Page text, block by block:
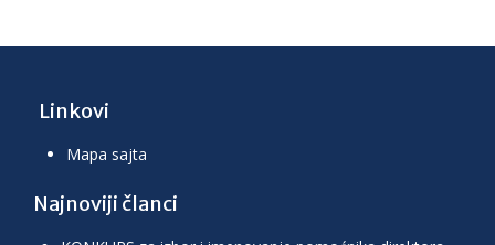
Linkovi
Mapa sajta
Najnoviji članci